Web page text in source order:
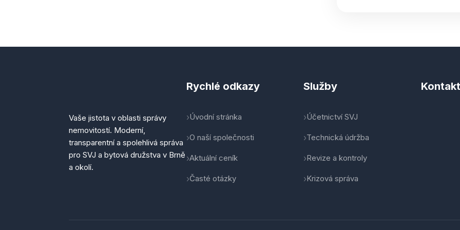
Vaše jistota v oblasti správy
nemovitostí. Moderní,
transparentní a spolehlivá správa
pro SVJ a bytová družstva v Brně
a okolí.
Rychlé odkazy
Úvodní stránka
O naší společnosti
Aktuální ceník
Časté otázky
Služby
Účetnictví SVJ
Technická údržba
Revize a kontroly
Krizová správa
Kontakt